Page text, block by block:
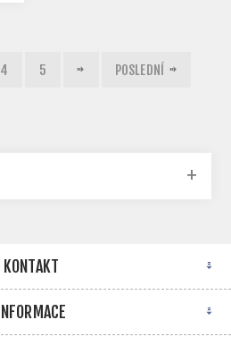
4 5 POSLEDNÍ
KONTAKT
INFORMACE